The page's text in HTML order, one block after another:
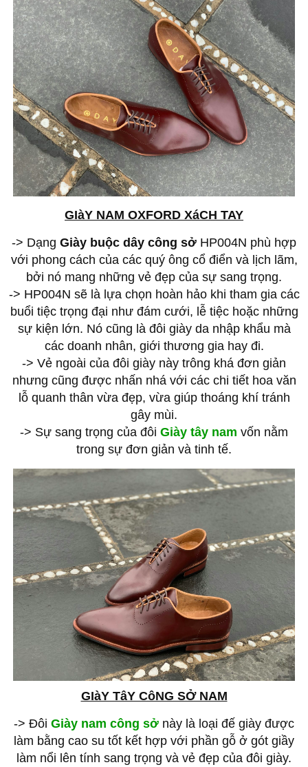
GIàY NAM OXFORD XáCH TAY
-> Dạng Giày buộc dây công sở HP004N phù hợp
với phong cách của các quý ông cổ điển và lịch lãm,
bởi nó mang những vẻ đẹp của sự sang trọng.
-> HP004N sẽ là lựa chọn hoàn hảo khi tham gia các
buổi tiệc trọng đại như đám cưới, lễ tiệc hoặc những
sự kiện lớn. Nó cũng là đôi giày da nhập khẩu mà
các doanh nhân, giới thương gia hay đi.
-> Vẻ ngoài của đôi giày này trông khá đơn giản
nhưng cũng được nhấn nhá với các chi tiết hoa văn
lỗ quanh thân vừa đẹp, vừa giúp thoáng khí tránh
gây mùi.
-> Sự sang trọng của đôi Giày tây nam vốn nằm
trong sự đơn giản và tinh tế.
GIàY TâY CôNG SỞ NAM
-> Đôi Giày nam công sở này là loại đế giày được
làm bằng cao su tốt kết hợp với phần gỗ ở gót giầy
làm nổi lên tính sang trọng và vẻ đẹp của đôi giày.